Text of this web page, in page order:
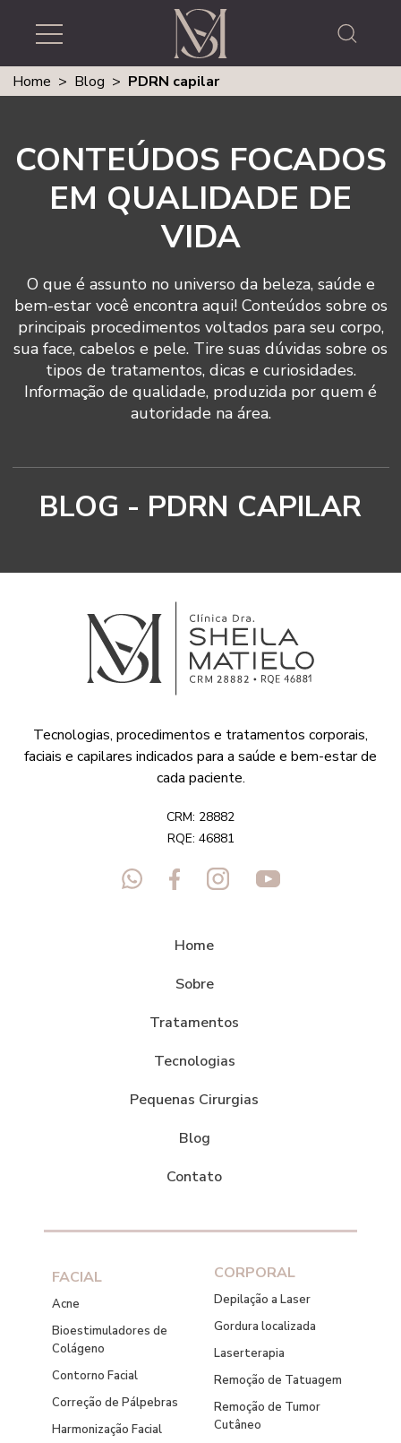
Home > Blog > PDRN capilar
CONTEÚDOS FOCADOS
EM QUALIDADE DE
VIDA
O que é assunto no universo da beleza, saúde e
bem-estar você encontra aqui! Conteúdos sobre os
principais procedimentos voltados para seu corpo,
sua face, cabelos e pele. Tire suas dúvidas sobre os
tipos de tratamentos, dicas e curiosidades.
Informação de qualidade, produzida por quem é
autoridade na área.
BLOG - PDRN CAPILAR
Tecnologias, procedimentos e tratamentos corporais,
faciais e capilares indicados para a saúde e bem-estar de
cada paciente.
CRM: 28882
RQE: 46881
Home
Sobre
Tratamentos
Tecnologias
Pequenas Cirurgias
Blog
Contato
FACIAL
Acne
Bioestimuladores de
Colágeno
Contorno Facial
Correção de Pálpebras
Harmonização Facial
CORPORAL
Depilação a Laser
Gordura localizada
Laserterapia
Remoção de Tatuagem
Remoção de Tumor
Cutâneo